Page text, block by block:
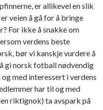
er allikevel en slik
veien å gå for å bringe
For ikke å snakke om
verdens beste
bør vi kanskje vurdere å
gi norsk fotball nødvendig
med interessert i verdens
har til og med
riktignok) ta avspark på